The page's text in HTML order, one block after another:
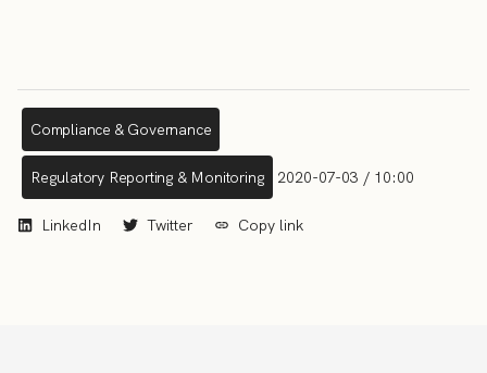
Compliance & Governance
Regulatory Reporting & Monitoring 2020-07-03 / 10:00
LinkedIn Twitter Copy link